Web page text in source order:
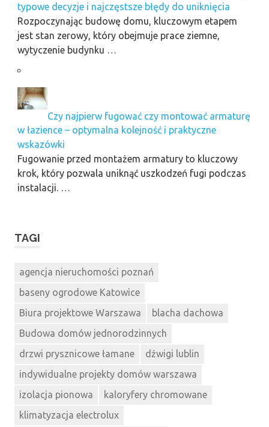
typowe decyzje i najczęstsze błędy do uniknięcia
Rozpoczynając budowę domu, kluczowym etapem
jest stan zerowy, który obejmuje prace ziemne,
wytyczenie budynku …
Czy najpierw fugować czy montować armaturę
w łazience – optymalna kolejność i praktyczne
wskazówki
Fugowanie przed montażem armatury to kluczowy
krok, który pozwala uniknąć uszkodzeń fugi podczas
instalacji. …
TAGI
agencja nieruchomości poznań
baseny ogrodowe Katowice
Biura projektowe Warszawa
blacha dachowa
Budowa domów jednorodzinnych
drzwi prysznicowe łamane
dźwigi lublin
indywidualne projekty domów warszawa
izolacja pionowa
kaloryfery chromowane
klimatyzacja electrolux